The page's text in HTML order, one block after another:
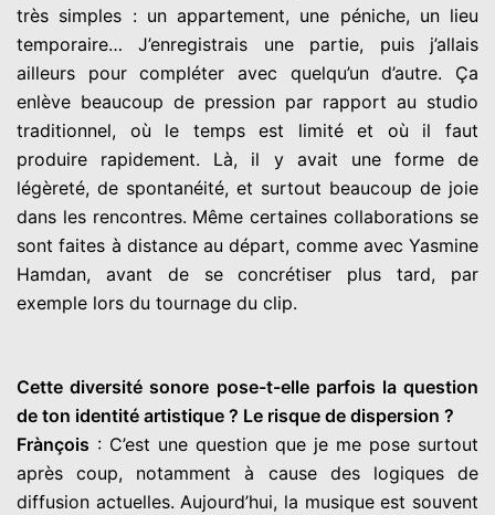
très simples : un appartement, une péniche, un lieu
temporaire… J’enregistrais une partie, puis j’allais
ailleurs pour compléter avec quelqu’un d’autre. Ça
enlève beaucoup de pression par rapport au studio
traditionnel, où le temps est limité et où il faut
produire rapidement. Là, il y avait une forme de
légèreté, de spontanéité, et surtout beaucoup de joie
dans les rencontres. Même certaines collaborations se
sont faites à distance au départ, comme avec Yasmine
Hamdan, avant de se concrétiser plus tard, par
exemple lors du tournage du clip.
Cette diversité sonore pose-t-elle parfois la question
de ton identité artistique ? Le risque de dispersion ?
Frànçois : C’est une question que je me pose surtout
après coup, notamment à cause des logiques de
diffusion actuelles. Aujourd’hui, la musique est souvent